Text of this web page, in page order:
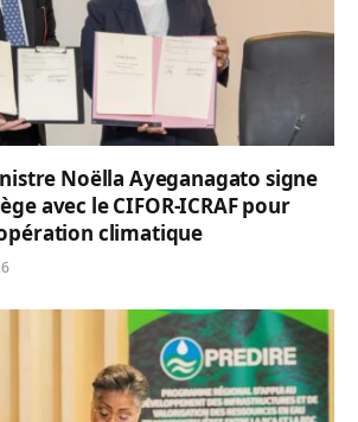
Noëlla Ayeganagato signe
avec le CIFOR-ICRAF pour
climatique